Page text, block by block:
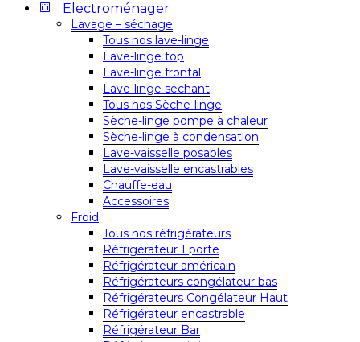
Electroménager
Lavage – séchage
Tous nos lave-linge
Lave-linge top
Lave-linge frontal
Lave-linge séchant
Tous nos Sèche-linge
Sèche-linge pompe à chaleur
Sèche-linge à condensation
Lave-vaisselle posables
Lave-vaisselle encastrables
Chauffe-eau
Accessoires
Froid
Tous nos réfrigérateurs
Réfrigérateur 1 porte
Réfrigérateur américain
Réfrigérateurs congélateur bas
Réfrigérateurs Congélateur Haut
Réfrigérateur encastrable
Réfrigérateur Bar